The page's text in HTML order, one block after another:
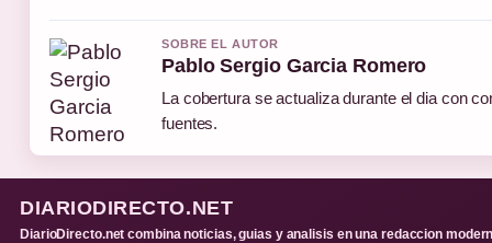
SOBRE EL AUTOR
Pablo Sergio Garcia Romero
La cobertura se actualiza durante el dia con
fuentes.
DIARIODIRECTO.NET
DiarioDirecto.net combina noticias, guias y analisis en una redaccion